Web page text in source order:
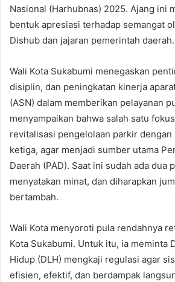
Nasional (Harhubnas) 2025. Ajang ini
bentuk apresiasi terhadap semangat
Dishub dan jajaran pemerintah daerah.
Wali Kota Sukabumi menegaskan
disiplin, dan peningkatan kinerja
(ASN) dalam memberikan pelayanan
menyampaikan bahwa salah satu
revitalisasi pengelolaan parkir
ketiga, agar menjadi sumber utama
Daerah (PAD). Saat ini sudah ada dua
menyatakan minat, dan diharapkan
bertambah.
Wali Kota menyoroti pula rendahnya
Kota Sukabumi. Untuk itu, ia meminta
Hidup (DLH) mengkaji regulasi agar
efisien, efektif, dan berdampak